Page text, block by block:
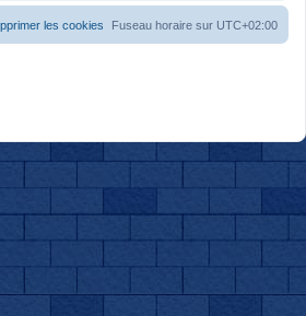
Fuseau horaire sur UTC+02:00
les cookies